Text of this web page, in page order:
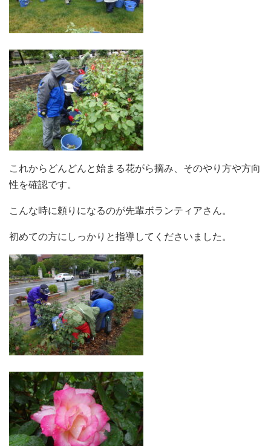
これからどんどんと始まる花がら摘み、そのやり方や方向
性を確認です。
こんな時に頼りになるのが先輩ボランティアさん。
初めての方にしっかりと指導してくださいました。